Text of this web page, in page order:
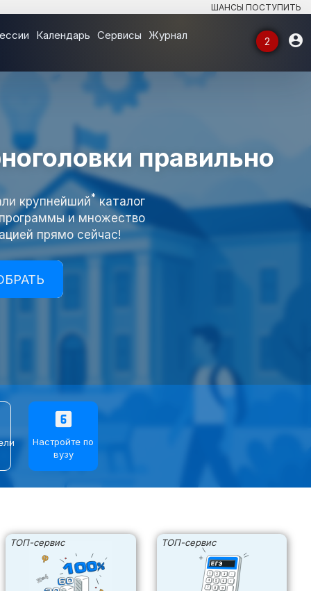
ШАНСЫ ПОСТУПИТЬ
Календарь Сервисы
Журнал
2 
⌄
⌄
⌄
правильно
крупнейший*каталог
и множество
прямо сейчас!
looks_6
Настройте по
вузу
ТОП-сервис ТОП-сервис